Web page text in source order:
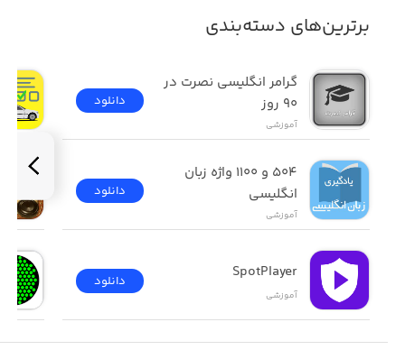
برترین‌های دسته‌بندی
٩٠ روز
آموزشی
دانلود
انگلیسی
آموزشی
دانلود
SpotPlayer
آموزشی
دانلود